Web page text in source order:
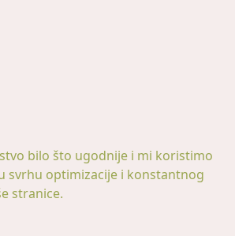
| Lokalni vodič kroz prominski kraj
bilo što ugodnije i mi koristimo
svrhu optimizacije i konstantnog
stranice.